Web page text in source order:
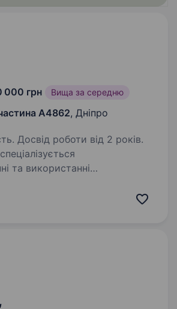
000 грн Вища за середню
А4862, Дніпро
Досвід роботи від 2 років.
та використанні
ефективності Сил